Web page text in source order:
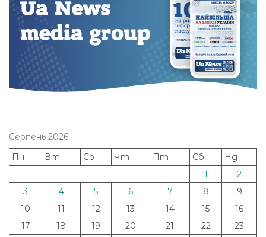
Серпень 2026
Пн
Вт Ср Чт Пт Сб
Нд
1
2
3
4 5 6 7 8
9
10
11 12 13 14 15
16
17
18 19 20 21 22
23